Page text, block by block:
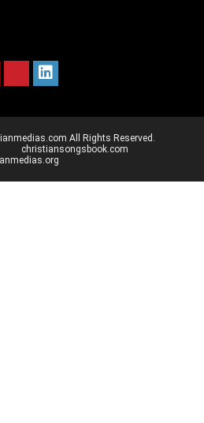
All Rights Reserved.
christiansongsbook.com